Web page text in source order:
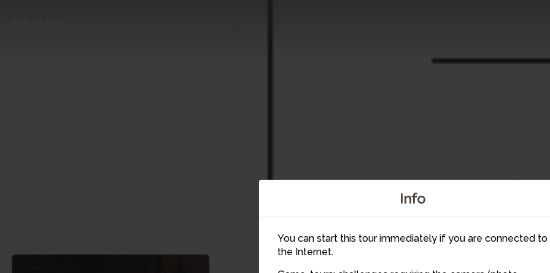
Info
You can start this tour immediately if you are connected to
the Internet.